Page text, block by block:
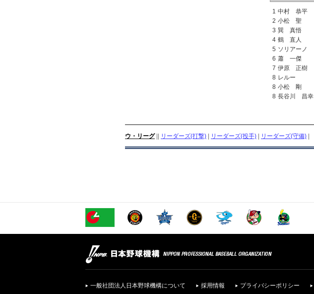
1 中村 恭平
2 小松 聖
3 巽 真悟
4 鶴 直人
5 ソリアーノ
6 蕭 一傑
7 伊原 正樹
8 レルー
8 小松 剛
8 長谷川 昌幸
ウ・リーグ|| リーダーズ(打撃) リーダーズ(投手) リーダーズ(守備)
一般社団法人日本野球機構について 採用情報 プライバシーポリシー